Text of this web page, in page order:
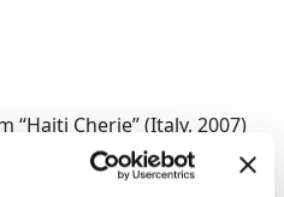
Cherie” (Italy, 2007)
of Scuola Media of S.
Admission is free.